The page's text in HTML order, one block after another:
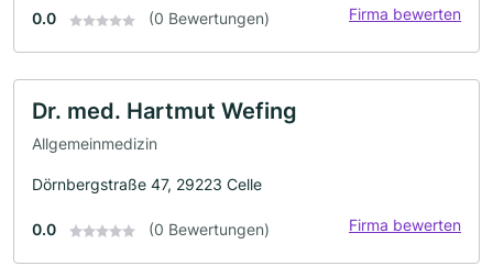
0.0 (0 Bewertungen) Firma bewerten
Dr. med. Hartmut Wefing
Allgemeinmedizin
Dörnbergstraße 47, 29223 Celle
0.0 (0 Bewertungen) Firma bewerten